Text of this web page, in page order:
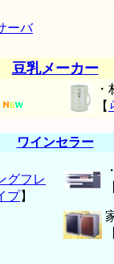
ーバ
豆乳メーカー
【
ワインセラー
グフレ
プ】